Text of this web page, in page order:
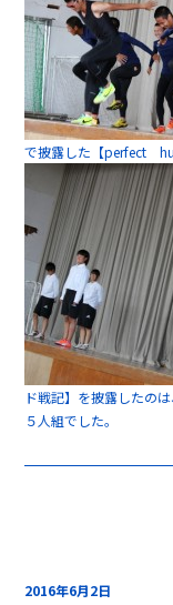
で披露した【perfect
ド戦記】を披露したの
５人組でした。
2016年6月2日